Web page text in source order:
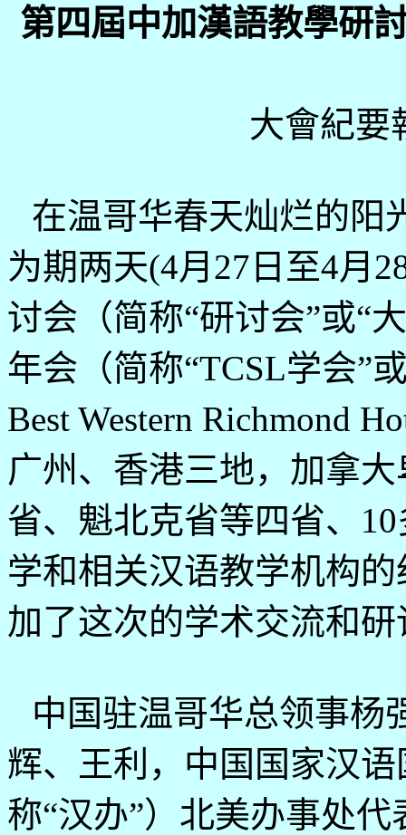
第四屆中加漢語教學研
大會紀要
在温哥华春天灿烂的阳
为期两天(4月 27 日 至4月
讨会（简称“研讨会”或“
年会（简称“TCSL学会”
Best Western Richmond
广州、香港三地，加拿
省、魁北克省等四省、 10
学和相关汉语教学机构的
加了这次的学术交流和研
中国驻温哥华总领事杨
辉、王利，中国国家汉
称“汉办”）北美办事处